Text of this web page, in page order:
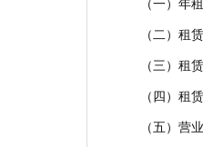
（一）年
（二）租
（三）租
（四）租
（五）营